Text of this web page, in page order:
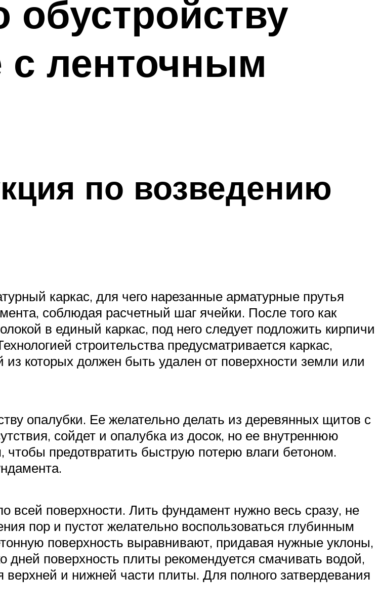
обустройству
с ленточным
по возведению
каркас, для чего нарезанные арматурные прутья
соблюдая расчетный шаг ячейки. После того как
в единый каркас, под него следует подложить кирпичи
строительства предусматривается каркас,
которых должен быть удален от поверхности земли или
опалубки. Ее желательно делать из деревянных щитов с
сойдет и опалубка из досок, но ее внутреннюю
чтобы предотвратить быструю потерю влаги бетоном.
всей поверхности. Лить фундамент нужно весь сразу, не
пор и пустот желательно воспользоваться глубинным
поверхность выравнивают, придавая нужные уклоны,
дней поверхность плиты рекомендуется смачивать водой,
и нижней части плиты. Для полного затвердевания